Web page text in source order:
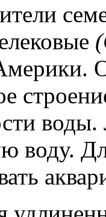
воду.